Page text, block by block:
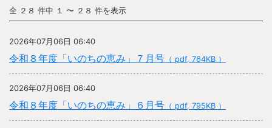
全 ２８ 件中 １ 〜 ２８ 件を表示
2026年07月06日 06:40
令和８年度「いのちの恵み」７月号 （ pdf, 764KB ）
2026年07月06日 06:40
令和８年度「いのちの恵み」６月号 （ pdf, 795KB ）